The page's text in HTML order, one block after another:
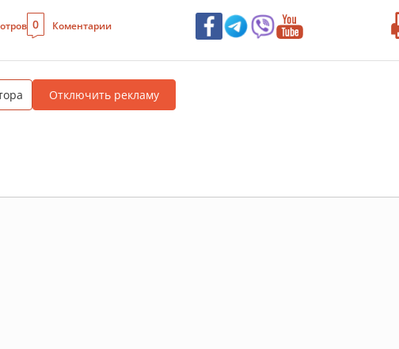
0 Коментарии
Отключить рекламу